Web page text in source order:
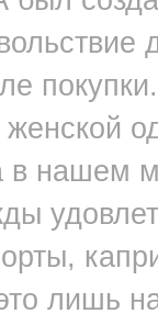
покупки.
женской
в нашем
лишь